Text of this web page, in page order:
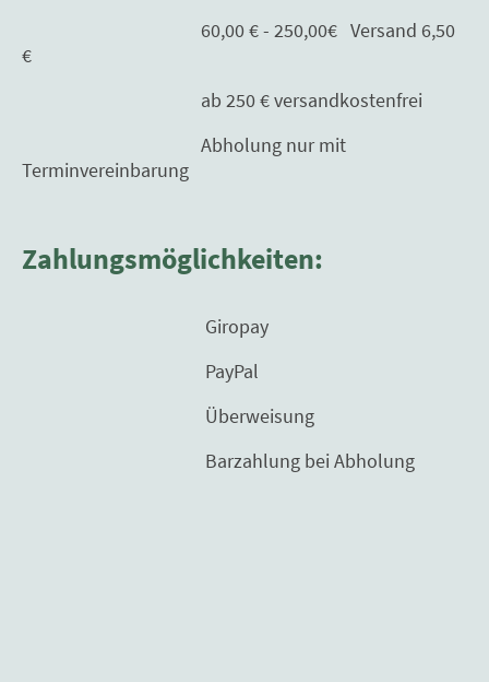
60,00 € - 250,00€ Versand 6,50
€
ab 250 € versandkostenfrei
Abholung nur mit
Terminvereinbarung
Zahlungsmöglichkeiten:
Giropay
PayPal
Überweisung
Barzahlung bei Abholung